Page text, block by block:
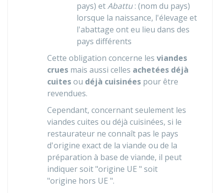
pays) etAbattu: (nom du pays)
lorsque la naissance, l'élevage et
l'abattage ont eu lieu dans des
pays différents
Cette obligation concerne les viandes
crues mais aussi celles achetées déjà
cuitesou déjà cuisinées pour être
revendues.
Cependant, concernant seulement les
viandes cuites ou déjà cuisinées, si le
restaurateur ne connaît pas le pays
d'origine exact de la viande ou de la
préparation à base de viande, il peut
indiquer soit "origine UE " soit
"origine hors UE ".